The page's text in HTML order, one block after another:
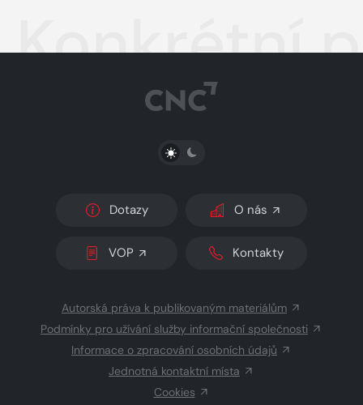
Konkrétní
PŘEPNOUT SVĚTLÝ/TMAVÝ REŽIM
Dotazy O nás
VOP Kontakty
Autorská práva k publikovaným materiálům
Podmínky pro užívání služby informační společnosti
Informace o zpracování osobních údajů
Jednotná kontaktní místa
Cookies